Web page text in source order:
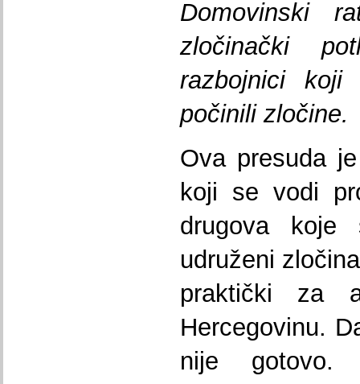
Domovinski
zločinački
razbojnici
počinili zločine.
Ova presuda
koji se vodi
drugova
udruženi
praktički za
Hercegovinu.
nije